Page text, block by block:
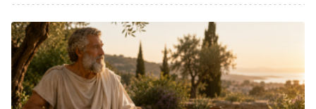
García, I. G. (2007). Podología preventiva: niños descalzos
igual a niños más inteligentes.
Revista Internacional de
Ciencias Podológicas
. https://doi.org/-
Dedieu, P., & Barthés, C. (2011). Marcha.
EMC – Podología
https://doi.org/10.1016/S1762-827X(11)71181-6
Toullec, E. (2012). Pie plano del adulto.EMC – Podología.